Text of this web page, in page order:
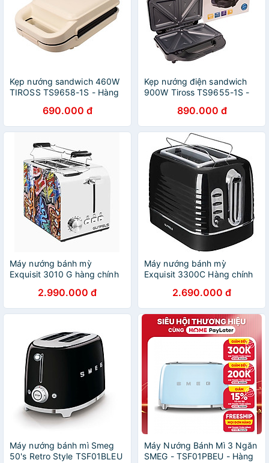
Kẹp nướng sandwich 460W
TIROSS TS9658-1S - Hàng
690.000 đ
Kẹp nướng điện sandwich
900W Tiross TS9655-1S -
890.000 đ
Máy nướng bánh mỳ
Exquisit 3010 G hàng chính
2.990.000 đ
Máy nướng bánh mỳ
Exquisit 3300C Hàng chính
2.690.000 đ
Máy nướng bánh mì Smeg
50's Retro Style TSF01BLEU
Máy Nướng Bánh Mì 3 Ngăn
SMEG - TSF01PBEU - Hàng